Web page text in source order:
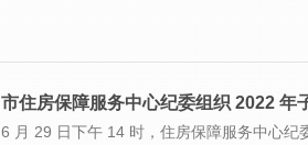
市住房保障服务中心纪委组织 2022 年
6 月 29 日下午 14 时，住房保障服务中心